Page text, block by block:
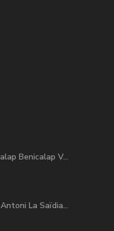
Benicalap V...
La Saïdia...